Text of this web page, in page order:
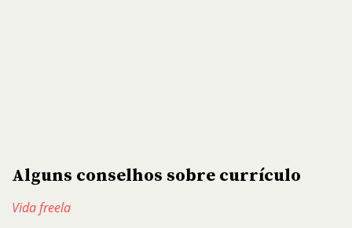
Alguns conselhos sobre currículo
Vida freela